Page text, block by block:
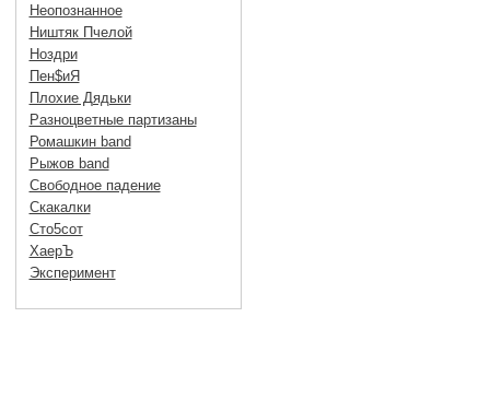
Неопознанное
Ништяк Пчелой
Ноздри
Пен$иЯ
Плохие Дядьки
Разноцветные партизаны
Ромашкин band
Рыжов band
Свободное падение
Скакалки
Сто5сот
ХаерЪ
Эксперимент